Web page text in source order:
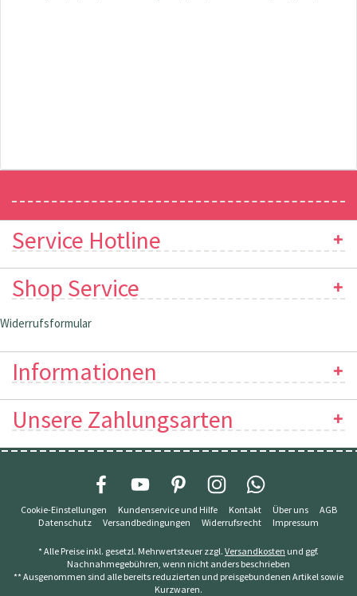
Service Hotline
Shop Service
Widerrufsformular
Informationen
Unsere Zahlungsarten
Cookie-Einstellungen Kundenservice und Hilfe Kontakt Über uns
AGB
Datenschutz
Versandbedingungen Widerrufsrecht Impressum
* Alle Preise inkl. gesetzl. Mehrwertsteuer zzgl. Versandkosten und ggf.
Nachnahmegebühren, wenn nicht anders beschrieben
** Ausgenommen sind alle bereits reduzierten und preisgebundenen Artikel sowie
Kurzwaren.